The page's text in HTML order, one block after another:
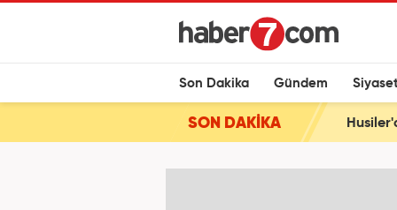
Son Dakika Gündem
SON DAKİKA